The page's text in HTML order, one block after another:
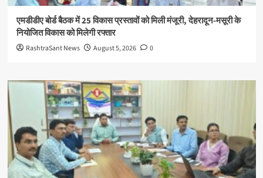
एमडीडीए बोर्ड बैठक में 25 विकास प्रस्तावों को मिली मंजूरी, देहरादून-मसूरी के
नियोजित विकास को मिलेगी रफ्तार
RashtraSant News August 5, 2026 0